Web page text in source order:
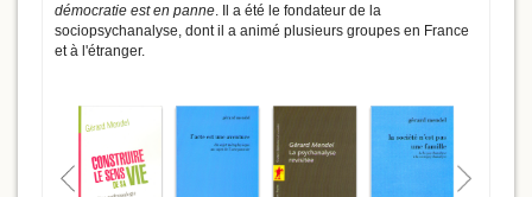
démocratie est en panne. Il a été le fondateur de la
sociopsychanalyse, dont il a animé plusieurs groupes en France
et à l'étranger.